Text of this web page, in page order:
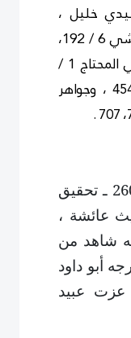
خليل ،
6 / 192،
ومغني المحتاج 1 /
387 ، وحاشية الدسوقي 1 / 454 ، وجواهر
أخرجه : أبو داود ( 2 / 260 ـ تحقيق
عائشة ،
شاهد من
أبو داود
تحقيق: عزت عبيد